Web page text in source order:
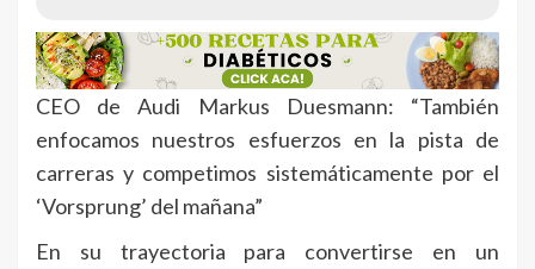
CEO de Audi Markus Duesmann: “También
enfocamos nuestros esfuerzos en la pista de
carreras y competimos sistemáticamente por el
‘Vorsprung’ del mañana”
En su trayectoria para convertirse en un